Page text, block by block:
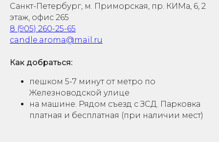
Санкт-Петербург, м. Приморская, пр. КИМа, 6, 2
этаж, офис 265
8 (905) 260-25-65
candle.aroma@mail.ru
Как добраться:
пешком 5-7 минут от метро по
Железноводской улице
на машине. Рядом съезд с ЗСД. Парковка
платная и бесплатная (при наличии мест)